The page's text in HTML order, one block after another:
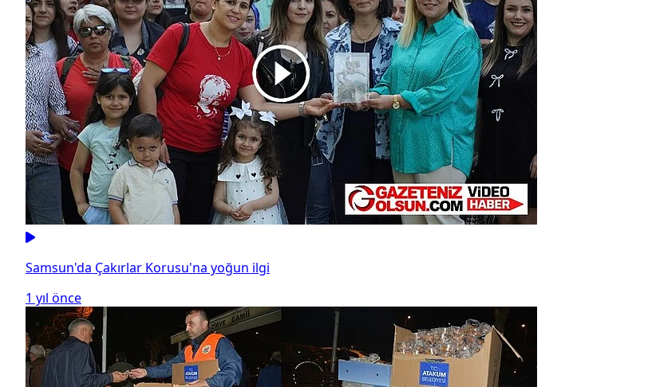
Samsun'da Çakırlar Korusu'na yoğun ilgi
1 yıl önce